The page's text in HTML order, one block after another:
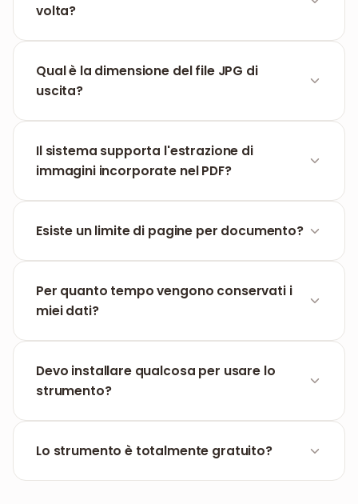
nitido possibile, identico all'original.
volta?
le pagine del tuo file PDF in una lista di immagini
JPG individuali.
Qual è la dimensione del file JPG di
uscita?
compressione per creare immagini con il minor
peso possibile senza perdere qualità visiva.
Il sistema supporta l'estrazione di
immagini incorporate nel PDF?
immagini originali incorporate invece di catturare
Esiste un limite di pagine per documento?
con file molto grandi, il tempo di elaborazione e
scaricamento può essere leggermente
Per quanto tempo vengono conservati i
miei dati?
dai nostri server dopo esattamente 60 minuti per
proteggere la tua privacy.
Devo installare qualcosa per usare lo
strumento?
Chrome, Safari, Firefox o qualsiasi browser
Lo strumento è totalmente gratuito?